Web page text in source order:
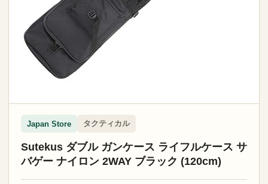
Japan Store タクティカル
Sutekus ダブル ガンケース ライフルケース サ
バゲー ナイロン 2WAY ブラック (120cm)